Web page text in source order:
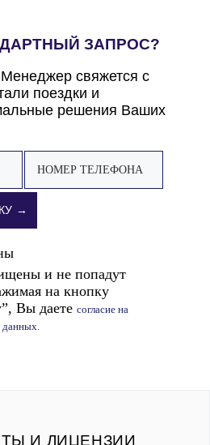
ЗАПРОС?
Менеджер свяжется с
поездки и
решения Ваших
→
и не попадут
на кнопку
Вы даете согласие на
данных.
И ЛИЦЕНЗИИ